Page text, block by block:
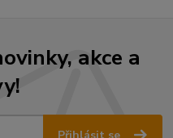
akce a
Přihlásit se